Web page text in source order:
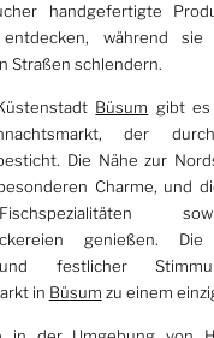
handgefertigte
entdecken, während
Straßen schlendern.
Büsum gibt es
der
Die Nähe zur
Charme, und
genießen.
festlicher
in Büsum zu einem